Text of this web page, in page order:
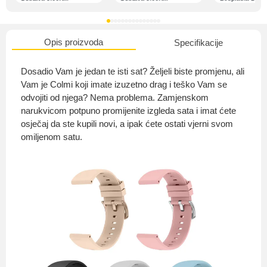
Opis proizvoda Specifikacije
Dosadio Vam je jedan te isti sat? Željeli biste promjenu, ali
Vam je Colmi koji imate izuzetno drag i teško Vam se
odvojiti od njega? Nema problema. Zamjenskom
narukvicom potpuno promijenite izgleda sata i imat ćete
osječaj da ste kupili novi, a ipak ćete ostati vjerni svom
omiljenom satu.
O nama
Privatnost kupca
Uvjeti i odredbe